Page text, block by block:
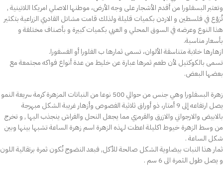
وتعتبر البسفلورا من أقدم الأشجار علی وجه الأرض، موطنها الاصلي امريكا اللاتينية ,
تُزؤع في فلسطين و الاردن بكميات قليلة ولذلك قامت مشاتل القادري الزراعية بتكثير
هذا النوع وعرضه في السوق المحلي و العربي بكميات كبيرة و بأصناف مختلفة و
بأسعار مناسبة.
ازهارها خلابة متناسقة الألوان، تسمی ثمارها ب الفلورا أو الفسفورا.
تسمی بالكوكتيل لأن طعم ثمرها عبارة عن خليط من عدة أنواع فواكه مجتمعة مع
بعضها البعض.
زهرة البسفلورا وهي جنس من حوالي 500 نوعا من النباتات المزهرة كرمة سريعة النمو
يصل ارتفاعه إلى 9 أمتار، ذو أوراق ثلاثية الفصوص وأزهار غريبة الشكل مبهرجة
بالابيض والارجواني والازرق والقرمزي مما يجعل النحل والفراش ينجذب اليها , و تخرج
من وسط الزهرة خيوط اكليلة اعطت لهذه الزهرة اسم زهرة الساعة تشبها بينها وبين
شكل الساعة .
ثمار هذا النبات بيضاوية الشكل صالحة للأكل, فبعد النضوج تُكون ثمرة برتقالية اللون
و يصل طول الثمرة الى 6 سم .